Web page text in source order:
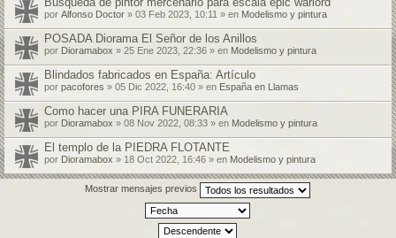
por Alfonso Doctor » 03 Feb 2023, 10:11 » en Modelismo y pintura
POSADA Diorama El Señor de los Anillos
por Dioramabox » 25 Ene 2023, 22:36 » en Modelismo y pintura
Blindados fabricados en España: Artículo
por pacofores » 05 Dic 2022, 16:40 » en España en Llamas
Como hacer una PIRA FUNERARIA
por Dioramabox » 08 Nov 2022, 08:33 » en Modelismo y pintura
El templo de la PIEDRA FLOTANTE
por Dioramabox » 18 Oct 2022, 16:46 » en Modelismo y pintura
Mostrar mensajes previos